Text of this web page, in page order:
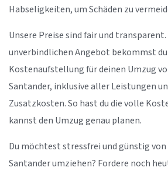
Habseligkeiten, um Schäden zu
Unsere Preise sind fair und
unverbindlichen Angebot bekommst du
Kostenaufstellung für deinen Umzug
Santander, inklusive aller Leistungen
Zusatzkosten. So hast du die volle
kannst den Umzug genau planen.
Du möchtest stressfrei und günstig
Santander umziehen? Fordere noch